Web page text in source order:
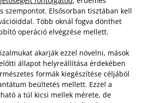
szempontot. Elsősorban tisztában kell
Több oknál fogva dönthet
operáció elvégzése mellett.
akarják ezzel növelni, mások
állapot helyreállítása érdekében
formák kiegészítése céljából
beültetés mellett. Ezzel a
a túl kicsi mellek mérete, de